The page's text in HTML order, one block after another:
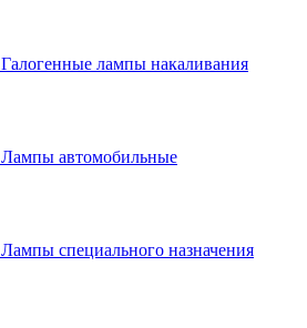
Галогенные лампы накаливания
Лампы автомобильные
Лампы специального назначения